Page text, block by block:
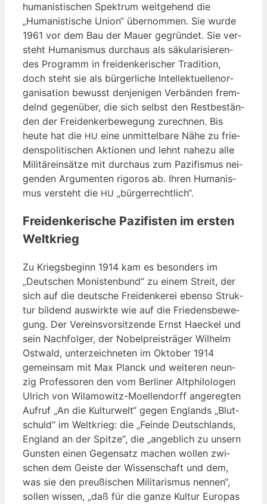
huma­nis­ti­schen Spek­trum weit­ge­hend die
„Huma­nis­ti­sche Uni­on“ über­nom­men. Sie wur­de
1961 vor dem Bau der Mau­er gegrün­det. Sie ver­
steht Huma­nis­mus durch­aus als säku­la­ri­sie­ren­
des Pro­gramm in frei­den­ke­ri­scher Tra­di­ti­on,
doch steht sie als bür­ger­li­che Intel­lek­tu­el­len­or­
ga­ni­sa­ti­on bewusst den­je­ni­gen Ver­bän­den frem­
delnd gegen­über, die sich selbst den Rest­be­stän­
den der Frei­den­ker­be­we­gung zurech­nen. Bis
heu­te hat die HU eine unmit­tel­ba­re Nähe zu frie­
dens­po­li­ti­schen Aktio­nen und lehnt nahe­zu alle
Mili­tär­ein­sät­ze mit durch­aus zum Pazi­fis­mus nei­
gen­den Argu­men­ten rigo­ros ab. Ihren Huma­nis­
mus ver­steht die HU „bür­ger­recht­lich“.
Freidenkerische Pazifisten im ersten
Weltkrieg
Zu Kriegs­be­ginn 1914 kam es beson­ders im
„Deut­schen Monis­ten­bund“ zu einem Streit, der
sich auf die deut­sche Frei­den­ke­rei eben­so Struk­
tur bil­dend aus­wirk­te wie auf die Frie­dens­be­we­
gung. Der Ver­eins­vor­sit­zen­de Ernst Hae­ckel und
sein Nach­fol­ger, der Nobel­preis­trä­ger Wil­helm
Ost­wald, unter­zeich­ne­ten im Okto­ber 1914
gemein­sam mit Max Planck und wei­te­ren neun­
zig Pro­fes­so­ren den vom Ber­li­ner Alt­phi­lo­lo­gen
Ulrich von Wila­mo­witz-Moel­len­dorff ange­reg­ten
Auf­ruf „An die Kul­tur­welt“ gegen Eng­lands „Blut­
schuld“ im Welt­krieg: die „Fein­de Deutsch­lands,
Eng­land an der Spit­ze“, die „angeb­lich zu unsern
Guns­ten einen Gegen­satz machen wol­len zwi­
schen dem Geis­te der Wis­sen­schaft und dem,
was sie den preu­ßi­schen Mili­ta­ris­mus nen­nen“,
sol­len wis­sen, „daß für die gan­ze Kul­tur Euro­pas